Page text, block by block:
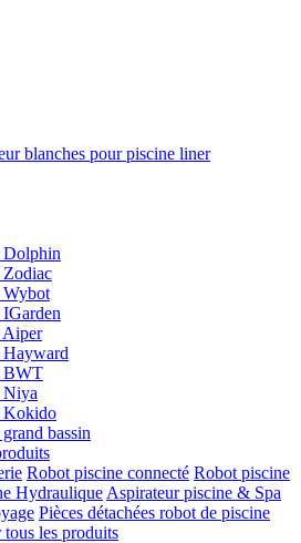
blanches pour piscine liner
Dolphin
Zodiac
Wybot
Aiper
BWT
Niya
Kokido
bassin
Robot piscine connecté Robot piscine
Hydraulique Aspirateur piscine & Spa
Pièces détachées robot de piscine
tous les produits